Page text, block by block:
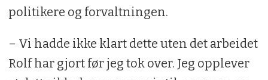
politikere og forvaltningen.
– Vi hadde ikke klart dette uten det arbeidet
Rolf har gjort før jeg tok over. Jeg opplever